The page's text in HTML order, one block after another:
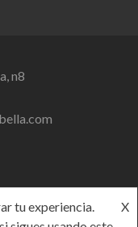
n8
tu experiencia.
X